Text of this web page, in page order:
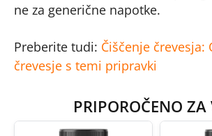
ne za generične napotke.
Preberite tudi: Čiščenje črevesja:
črevesje s temi pripravki
PRIPOROČENO ZA